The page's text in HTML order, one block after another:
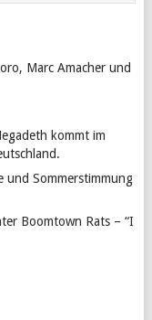
Marc Amacher und
kommt im
und Sommerstimmung
Boomtown Rats – “I